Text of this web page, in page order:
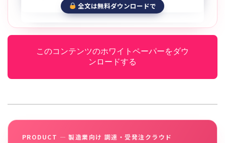
全文は無料ダウンロードで
このコンテンツのホワイトペーパーをダウ
ンロードする
PRODUCT — 製造業向け 調達・受発注クラウド